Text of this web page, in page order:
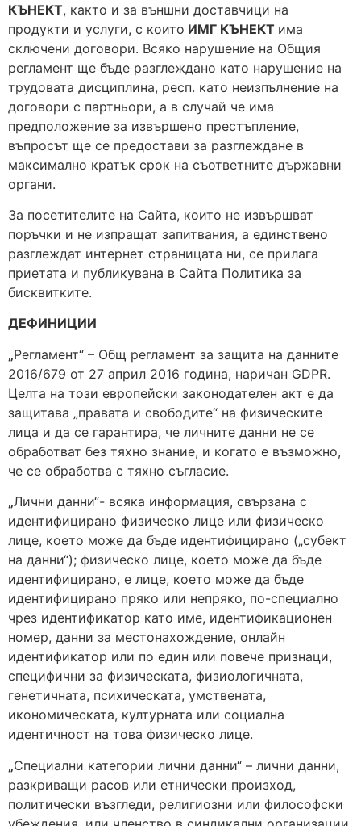
КЪНЕКТ, както и за външни доставчици на
продукти и услуги, с които ИМГ КЪНЕКТ има
сключени договори. Всяко нарушение на Общия
регламент ще бъде разглеждано като нарушение на
трудовата дисциплина, респ. като неизпълнение на
договори с партньори, а в случай че има
предположение за извършено престъпление,
въпросът ще се предостави за разглеждане в
максимално кратък срок на съответните държавни
органи.
За посетителите на Сайта, които не извършват
поръчки и не изпращат запитвания, а единствено
разглеждат интернет страницата ни, се прилага
приетата и публикувана в Сайта Политика за
бисквитките.
ДЕФИНИЦИИ
„Регламент“ – Общ регламент за защита на данните
2016/679 от 27 април 2016 година, наричан GDPR.
Целта на този европейски законодателен акт е да
защитава „правата и свободите“ на физическите
лица и да се гарантира, че личните данни не се
обработват без тяхно знание, и когато е възможно,
че се обработва с тяхно съгласие.
„Лични данни“- всяка информация, свързана с
идентифицирано физическо лице или физическо
лице, което може да бъде идентифицирано („субект
на данни“); физическо лице, което може да бъде
идентифицирано, е лице, което може да бъде
идентифицирано пряко или непряко, по-специално
чрез идентификатор като име, идентификационен
номер, данни за местонахождение, онлайн
идентификатор или по един или повече признаци,
специфични за физическата, физиологичната,
генетичната, психическата, умствената,
икономическата, културната или социална
идентичност на това физическо лице.
„Специални категории лични данни“ – лични данни,
разкриващи расов или етнически произход,
политически възгледи, религиозни или философски